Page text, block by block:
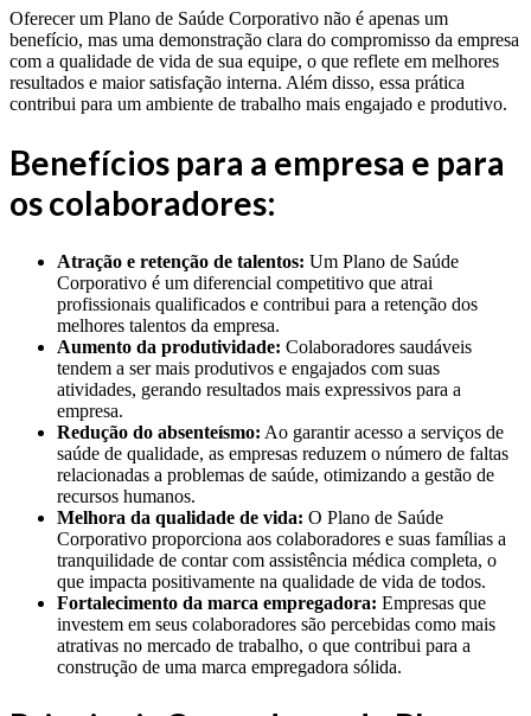
Oferecer um Plano de Saúde Corporativo não é apenas um
benefício, mas uma demonstração clara do compromisso da empresa
com a qualidade de vida de sua equipe, o que reflete em melhores
resultados e maior satisfação interna. Além disso, essa prática
contribui para um ambiente de trabalho mais engajado e produtivo.
Benefícios para a empresa e para
os colaboradores:
Atração e retenção de talentos: Um Plano de Saúde
Corporativo é um diferencial competitivo que atrai
profissionais qualificados e contribui para a retenção dos
melhores talentos da empresa.
Aumento da produtividade: Colaboradores saudáveis
tendem a ser mais produtivos e engajados com suas
atividades, gerando resultados mais expressivos para a
empresa.
Redução do absenteísmo: Ao garantir acesso a serviços de
saúde de qualidade, as empresas reduzem o número de faltas
relacionadas a problemas de saúde, otimizando a gestão de
recursos humanos.
Melhora da qualidade de vida: O Plano de Saúde
Corporativo proporciona aos colaboradores e suas famílias a
tranquilidade de contar com assistência médica completa, o
que impacta positivamente na qualidade de vida de todos.
Fortalecimento da marca empregadora: Empresas que
investem em seus colaboradores são percebidas como mais
atrativas no mercado de trabalho, o que contribui para a
construção de uma marca empregadora sólida.